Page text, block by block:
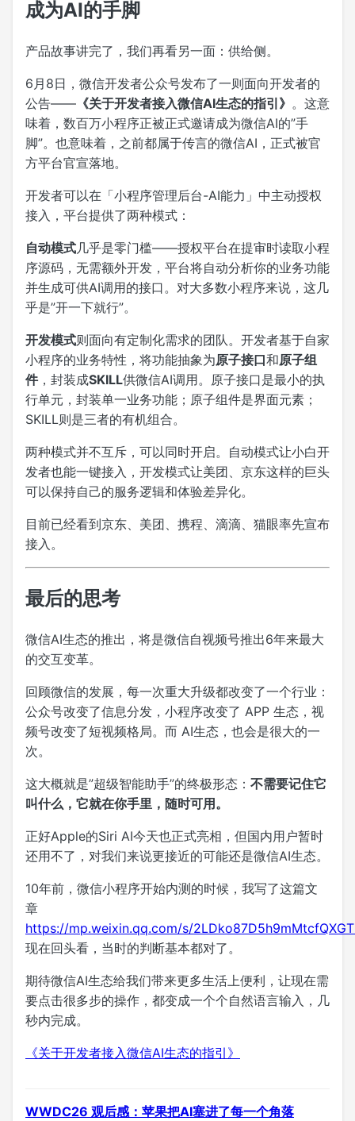
成为AI的手脚
产品故事讲完了，我们再看另一面：供给侧。
6月8日，微信开发者公众号发布了一则面向开发者的
公告—— 《关于开发者接入微信AI生态的指引》 。这意
味着，数百万小程序正被正式邀请成为微信AI的”手
脚”。也意味着，之前都属于传言的微信AI，正式被官
方平台官宣落地。
开发者可以在「小程序管理后台-AI能力」中主动授权
接入，平台提供了两种模式：
自动模式几乎是零门槛——授权平台在提审时读取小程
序源码，无需额外开发，平台将自动分析你的业务功能
并生成可供AI调用的接口。对大多数小程序来说，这几
乎是”开一下就行”。
开发模式则面向有定制化需求的团队。开发者基于自家
小程序的业务特性，将功能抽象为原子接口和原子组
件，封装成SKILL供微信AI调用。原子接口是最小的执
行单元，封装单一业务功能；原子组件是界面元素；
SKILL则是三者的有机组合。
两种模式并不互斥，可以同时开启。自动模式让小白开
发者也能一键接入，开发模式让美团、京东这样的巨头
可以保持自己的服务逻辑和体验差异化。
目前已经看到京东、美团、携程、滴滴、猫眼率先宣布
接入。
最后的思考
微信AI生态的推出，将是微信自视频号推出6年来最大
的交互变革。
回顾微信的发展，每一次重大升级都改变了一个行业：
公众号改变了信息分发，小程序改变了 APP 生态，视
频号改变了短视频格局。而 AI生态，也会是很大的一
次。
这大概就是”超级智能助手”的终极形态： 不需要记住它
叫什么，它就在你手里，随时可用。
正好Apple的Siri AI今天也正式亮相，但国内用户暂时
还用不了，对我们来说更接近的可能还是微信AI生态。
10年前，微信小程序开始内测的时候，我写了这篇文
章
https://mp.weixin.qq.com/s/
现在回头看，当时的判断基本都对了。
期待微信AI生态给我们带来更多生活上便利，让现在需
要点击很多步的操作，都变成一个个自然语言输入，几
秒内完成。
《关于开发者接入微信AI生态的指引》
WWDC26 观后感：苹果把AI塞进了每一个角落